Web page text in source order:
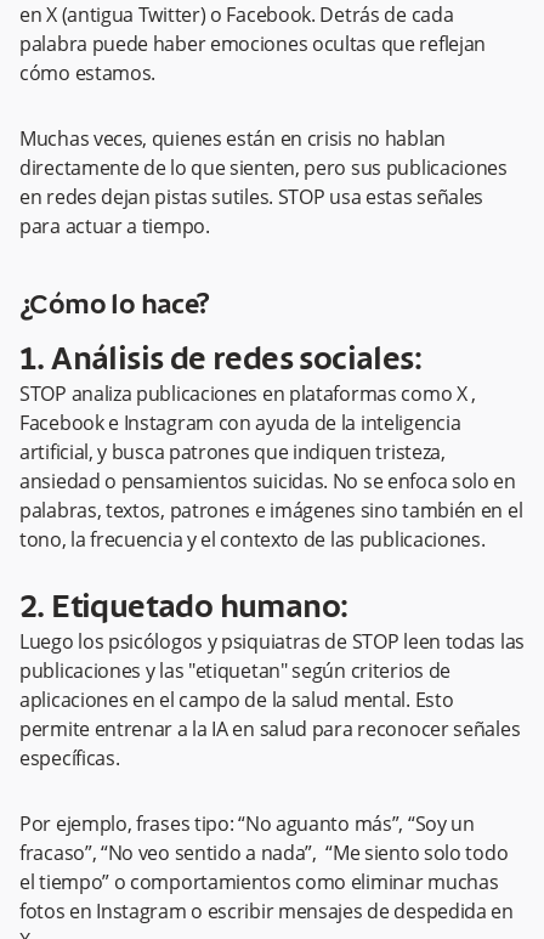
en X (antigua Twitter) o Facebook. Detrás de cada
palabra puede haber emociones ocultas que reflejan
cómo estamos.
Muchas veces, quienes están en crisis no hablan
directamente de lo que sienten, pero sus publicaciones
en redes dejan pistas sutiles. STOP usa estas señales
para actuar a tiempo.
¿Cómo lo hace?
1. Análisis de redes sociales:
STOP analiza publicaciones en plataformas como X ,
Facebook e Instagram con ayuda de la inteligencia
artificial, y busca patrones que indiquen tristeza,
ansiedad o pensamientos suicidas. No se enfoca solo en
palabras, textos, patrones e imágenes sino también en el
tono, la frecuencia y el contexto de las publicaciones.
2. Etiquetado humano:
Luego los psicólogos y psiquiatras de STOP leen todas las
publicaciones y las "etiquetan" según criterios de
aplicaciones en el campo de la salud mental. Esto
permite entrenar a la IA en salud para reconocer señales
específicas.
Por ejemplo, frases tipo: “No aguanto más”, “Soy un
fracaso”, “No veo sentido a nada”, “Me siento solo todo
el tiempo” o comportamientos como eliminar muchas
fotos en Instagram o escribir mensajes de despedida en